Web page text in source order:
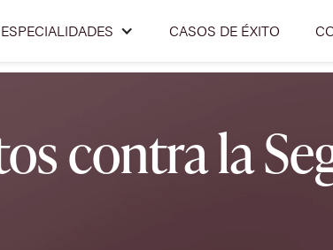
ESPECIALIDADES CASOS DE ÉXITO
contra la